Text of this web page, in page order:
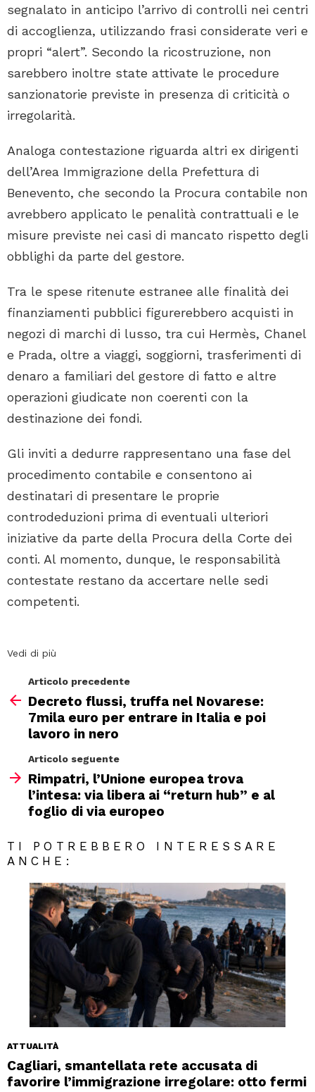
segnalato in anticipo l’arrivo di controlli nei centri
di accoglienza, utilizzando frasi considerate veri e
propri “alert”. Secondo la ricostruzione, non
sarebbero inoltre state attivate le procedure
sanzionatorie previste in presenza di criticità o
irregolarità.
Analoga contestazione riguarda altri ex dirigenti
dell’Area Immigrazione della Prefettura di
Benevento, che secondo la Procura contabile non
avrebbero applicato le penalità contrattuali e le
misure previste nei casi di mancato rispetto degli
obblighi da parte del gestore.
Tra le spese ritenute estranee alle finalità dei
finanziamenti pubblici figurerebbero acquisti in
negozi di marchi di lusso, tra cui Hermès, Chanel
e Prada, oltre a viaggi, soggiorni, trasferimenti di
denaro a familiari del gestore di fatto e altre
operazioni giudicate non coerenti con la
destinazione dei fondi.
Gli inviti a dedurre rappresentano una fase del
procedimento contabile e consentono ai
destinatari di presentare le proprie
controdeduzioni prima di eventuali ulteriori
iniziative da parte della Procura della Corte dei
conti. Al momento, dunque, le responsabilità
contestate restano da accertare nelle sedi
competenti.
Vedi di più
Articolo precedente
Decreto flussi, truffa nel Novarese:
7mila euro per entrare in Italia e poi
lavoro in nero
Articolo seguente
Rimpatri, l’Unione europea trova
l’intesa: via libera ai “return hub” e al
foglio di via europeo
TI POTREBBERO INTERESSARE
ANCHE:
ATTUALITÀ
Cagliari, smantellata rete accusata di
favorire l’immigrazione irregolare: otto fermi